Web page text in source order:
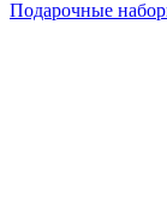
Подарочные